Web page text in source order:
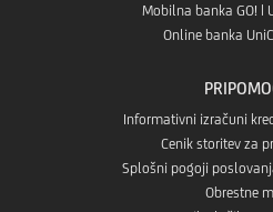
Mobilna banka GO! |
Online banka
Informativni izračuni
Cenik storitev za
Splošni pogoji
Obrestne